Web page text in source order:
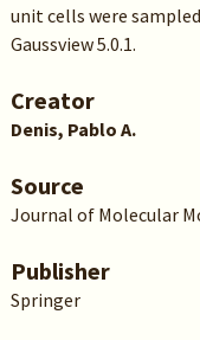
unit cells were
Gaussview 5.0.1.
Creator
Denis, Pablo A.
Source
Journal of Molecular
Publisher
Springer